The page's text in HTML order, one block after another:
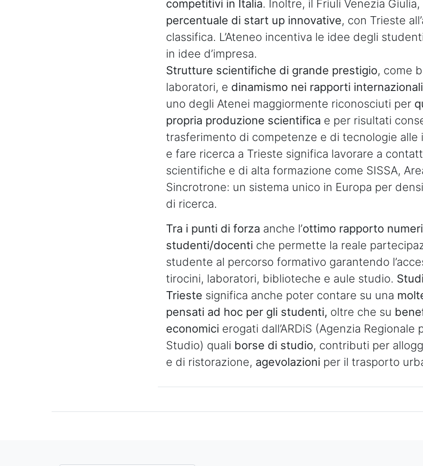
competitivi in Italia. Inoltre, il Friuli Venezia Giulia,
percentuale di start up innovative, con Trieste
classifica. L’Ateneo incentiva le idee degli
in idee d’impresa.
Strutture scientifiche di grande prestigio, come
laboratori, e dinamismo nei rapporti internazionali
uno degli Atenei maggiormente riconosciuti per
propria produzione scientifica e per risultati
trasferimento di competenze e di tecnologie alle
e fare ricerca a Trieste significa lavorare a
scientifiche e di alta formazione come SISSA,
Sincrotrone: un sistema unico in Europa per
di ricerca.
Tra i punti di forza anche l’ottimo rapporto
studenti/docenti che permette la reale
studente al percorso formativo garantendo
tirocini, laboratori, biblioteche e aule studio.
Trieste significa anche poter contare su una
pensati ad hoc per gli studenti, oltre che su
economici erogati dall’ARDiS (Agenzia Regionale
Studio) quali borse di studio, contributi per
e di ristorazione, agevolazioni per il trasporto